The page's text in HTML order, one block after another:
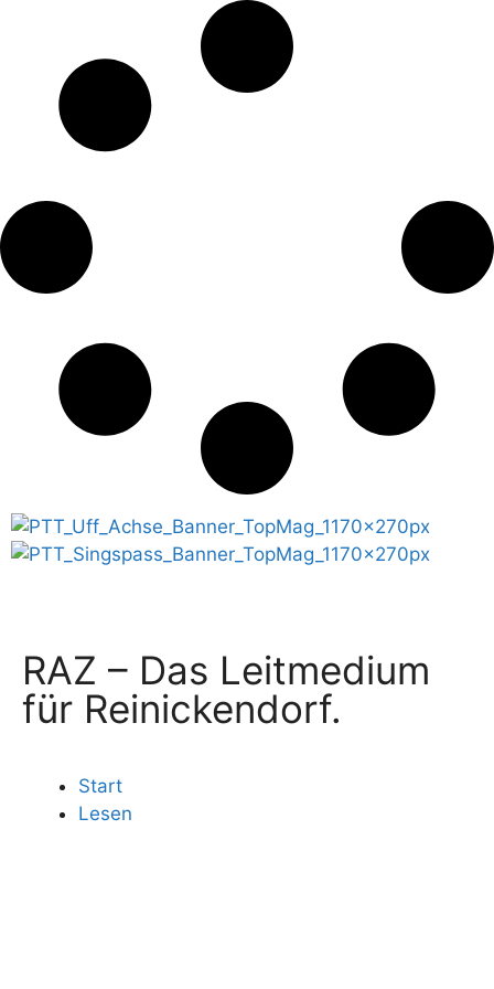
RAZ – Das Leitmedium
für Reinickendorf.
Start
Lesen